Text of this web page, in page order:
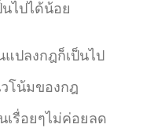
นไปได้น้อย
ปลงกฎก็เป็นไป
โน้มของกฎ
เรื่อยๆไม่ค่อยลด